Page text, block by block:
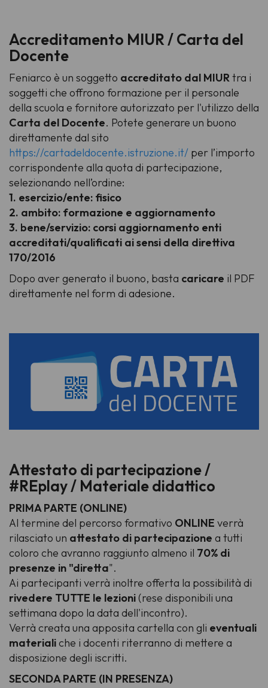
Accreditamento MIUR / Carta del
Docente
Feniarco è un soggetto accreditato dal MIURtra i
soggetti che offrono formazione per il personale
della scuola e fornitore autorizzato per l'utilizzo della
Carta del Docente. Potete generare un buono
direttamente dal sito
https://cartadeldocente.istruzione.it/ per l’importo
corrispondente alla quota di partecipazione,
selezionando nell’ordine:
1. esercizio/ente: fisico
2. ambito: formazione e aggiornamento
3. bene/servizio: corsi aggiornamento enti
accreditati/qualificati ai sensi della direttiva
170/2016
Dopo aver generato il buono, basta caricare il PDF
direttamente nel form di adesione.
Attestato di partecipazione /
#REplay / Materiale didattico
PRIMA PARTE (ONLINE)
Al termine del percorso formativo ONLINE verrà
rilasciato un attestato di partecipazione a tutti
coloro che avranno raggiunto almeno il 70% di
presenze in "diretta".
Ai partecipanti verrà inoltre offerta la possibilità di
rivedere TUTTE le lezioni(rese disponibili una
settimana dopo la data dell'incontro).
Verrà creata una apposita cartella con gli eventuali
materialiche i docenti riterranno di mettere a
disposizione degli iscritti.
SECONDA PARTE (IN PRESENZA)